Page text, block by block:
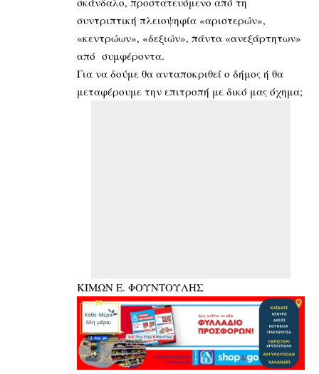
συντριπτική πλειοψηφία «αριστερών»,
«κεντρώων», «δεξιών», πάντα «ανεξάρτητων»
από συμφέροντα.
Για να δούμε θα ανταποκριθεί ο δήμος ή θα
μεταφέρουμε την επιτροπή με δικό μας όχημα;
ΚΙΜΩΝ Ε. ΦΟΥΝΤΟΥΛΗΣ